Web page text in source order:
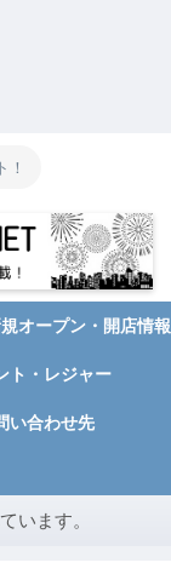
！
規オープン・開店情報
ト・レジャー
い合わせ先
います。